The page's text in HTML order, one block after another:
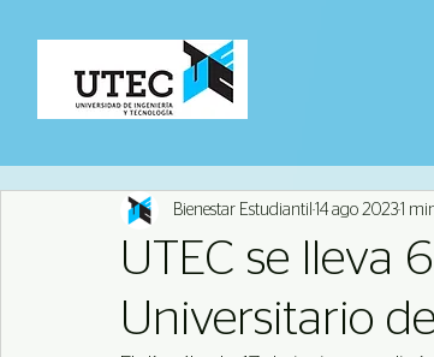
UTEC se lleva
Universitario
Bienestar Estudiantil 14 ago 20231